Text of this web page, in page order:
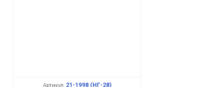
Артикул:21-1998 (НГ-28)